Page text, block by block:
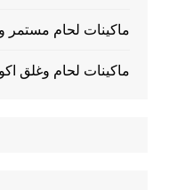
ماكينات لحام مستمر
ماكينات لحام وغلق